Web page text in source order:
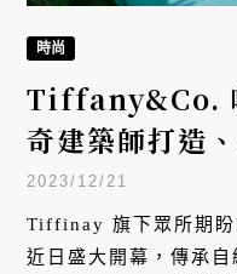
時尚
Tiffany&Co.
奇建築師打造
浸第五大道紐約
2023/12/21
Tiffinay 旗下眾所期
近日盛大開幕，傳承